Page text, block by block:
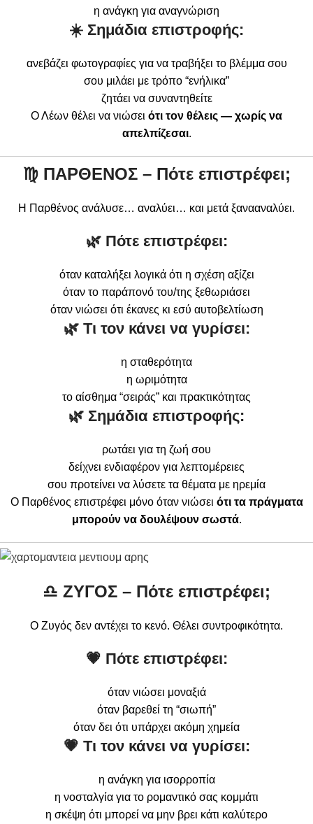
η ανάγκη για αναγνώριση
☀️ Σημάδια επιστροφής:
ανεβάζει φωτογραφίες για να τραβήξει το βλέμμα σου
σου μιλάει με τρόπο “ενήλικα”
ζητάει να συναντηθείτε
Ο Λέων θέλει να νιώσει ότι τον θέλεις — χωρίς να
απελπίζεσαι.
♍ ΠΑΡΘΕΝΟΣ – Πότε επιστρέφει;
Η Παρθένος ανάλυσε… αναλύει… και μετά ξανααναλύει.
🌿 Πότε επιστρέφει:
όταν καταλήξει λογικά ότι η σχέση αξίζει
όταν το παράπονό του/της ξεθωριάσει
όταν νιώσει ότι έκανες κι εσύ αυτοβελτίωση
🌿 Τι τον κάνει να γυρίσει:
η σταθερότητα
η ωριμότητα
το αίσθημα “σειράς” και πρακτικότητας
🌿 Σημάδια επιστροφής:
ρωτάει για τη ζωή σου
δείχνει ενδιαφέρον για λεπτομέρειες
σου προτείνει να λύσετε τα θέματα με ηρεμία
Ο Παρθένος επιστρέφει μόνο όταν νιώσει ότι τα πράγματα
μπορούν να δουλέψουν σωστά.
♎ ΖΥΓΟΣ – Πότε επιστρέφει;
Ο Ζυγός δεν αντέχει το κενό. Θέλει συντροφικότητα.
💗 Πότε επιστρέφει:
όταν νιώσει μοναξιά
όταν βαρεθεί τη “σιωπή”
όταν δει ότι υπάρχει ακόμη χημεία
💗 Τι τον κάνει να γυρίσει:
η ανάγκη για ισορροπία
η νοσταλγία για το ρομαντικό σας κομμάτι
η σκέψη ότι μπορεί να μην βρει κάτι καλύτερο